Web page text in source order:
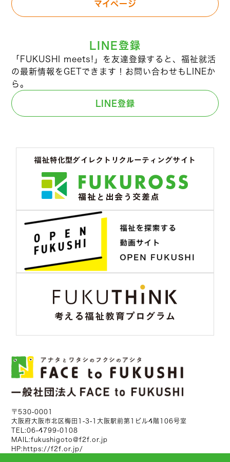
マイページ
LINE登録
「FUKUSHI meets!」を友達登録すると、福祉就活
の最新情報をGETできます！お問い合わせもLINEか
ら。
LINE登録
〒530-0001
大阪府大阪市北区梅田1-3-1大阪駅前第1ビル4階106号室
TEL:06-4799-0108
MAIL:fukushigoto@f2f.or.jp
HP: https://f2f.or.jp/